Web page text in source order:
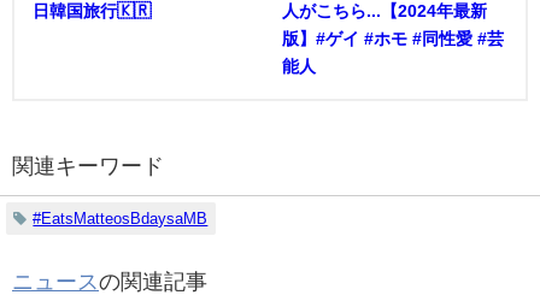
日韓国旅行🇰🇷
人がこちら...【2024年最新
版】#ゲイ #ホモ #同性愛 #芸
能人
関連キーワード
#EatsMatteosBdaysaMB
ニュースの関連記事